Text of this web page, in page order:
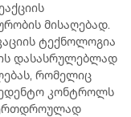
მისაღებად.
ტექნოლოგია
დასასრულებლად
რომელიც
კონტროლს
ერთდროულად